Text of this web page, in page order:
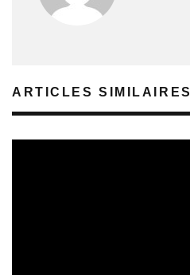
ARTICLES SIMILAIRES